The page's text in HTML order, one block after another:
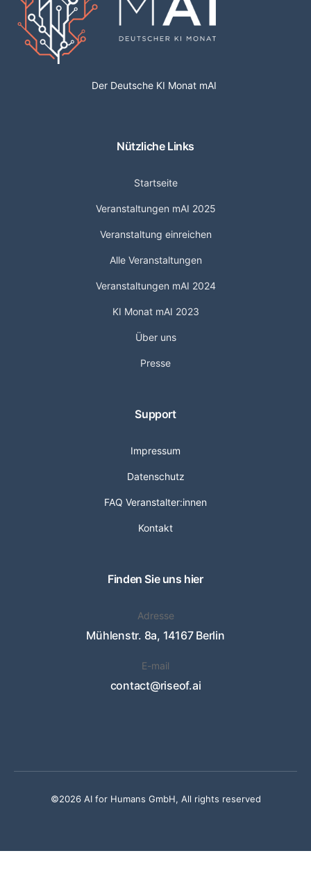
Der Deutsche KI Monat mAI
Nützliche Links
Startseite
Veranstaltungen mAI 2025
Veranstaltung einreichen
Alle Veranstaltungen
Veranstaltungen mAI 2024
KI Monat mAI 2023
Über uns
Presse
Support
Impressum
Datenschutz
FAQ Veranstalter:innen
Kontakt
Finden Sie uns hier
Adresse
Mühlenstr. 8a, 14167 Berlin
E-mail
contact@riseof.ai
©2026 AI for Humans GmbH, All rights reserved